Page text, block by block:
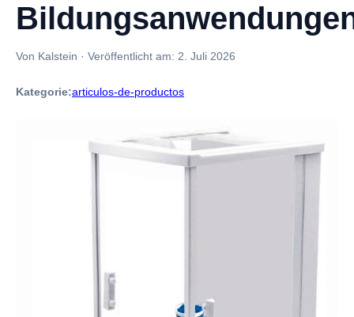
Von Kalstein · Veröffentlicht am: 2. Juli 2026
Kategorie:articulos-de-productos